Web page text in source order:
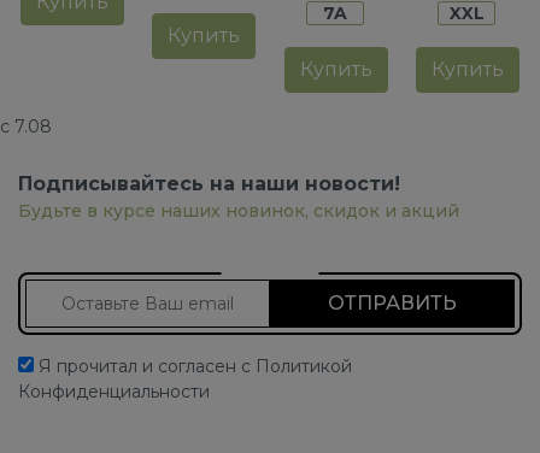
Купить
7A
Купить
XXL
Купить
с 7.08
Подписывайтесь на наши новости!
Будьте в курсе наших новинок, скидок и акций
Я прочитал и согласен с Политикой
Конфиденциальности